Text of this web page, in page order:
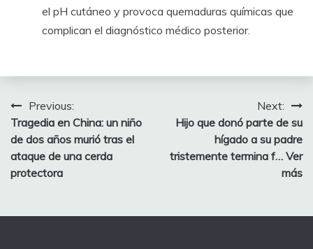
el pH cutáneo y provoca quemaduras químicas que
complican el diagnóstico médico posterior.
Post
navigation
Previous:
Tragedia en China: un niño
de dos años murió tras el
ataque de una cerda
protectora
Next:
Hijo que donó parte de su
hígado a su padre
tristemente termina f… Ver
más